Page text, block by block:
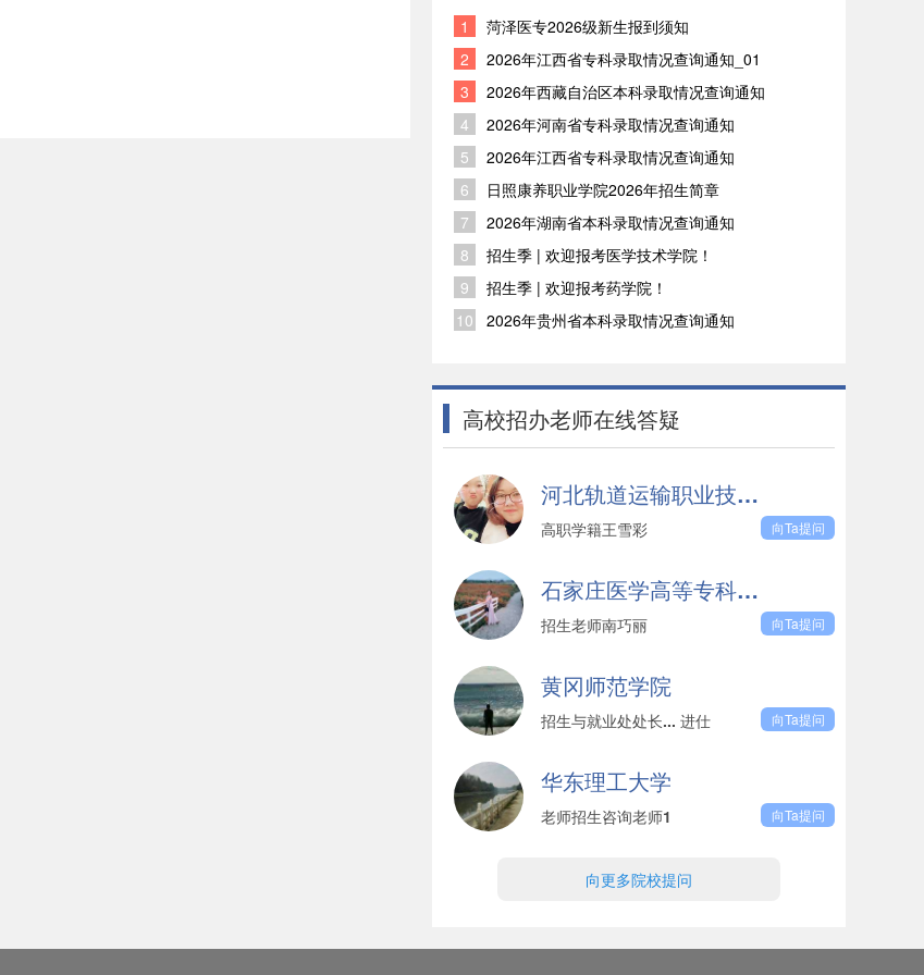
1
菏泽医专2026级新生报到须知
2
2026年江西省专科录取情况查询通知_01
3
2026年西藏自治区本科录取情况查询通知
4
2026年河南省专科录取情况查询通知
5
2026年江西省专科录取情况查询通知
6
日照康养职业学院2026年招生简章
7
2026年湖南省本科录取情况查询通知
8
招生季 | 欢迎报考医学技术学院！
9
招生季 | 欢迎报考药学院！
10
2026年贵州省本科录取情况查询通知
高校招办老师在线答疑
河北轨道运输职业技术学院
高职学籍王雪彩 向Ta提问
石家庄医学高等专科学校
招生老师南巧丽 向Ta提问
黄冈师范学院
招生与就业处处长... 进仕 向Ta提问
华东理工大学
老师招生咨询老师1 向Ta提问
向更多院校提问